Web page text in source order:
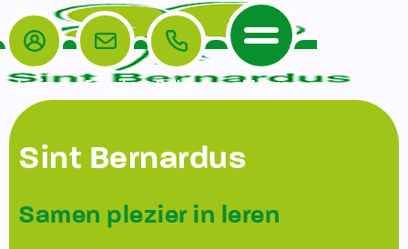
Home
De School
Veiligheidsplan
Het Team
Ouders
Tussenschoolse opvang
Login E-mail Bellen Menu
Sint Bernardus
Samen plezier in leren